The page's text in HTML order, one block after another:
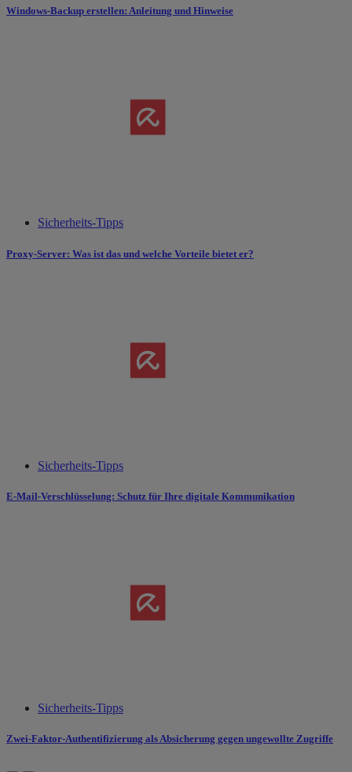
Windows-Backup erstellen: Anleitung und Hinweise
Sicherheits-Tipps
Proxy-Server: Was ist das und welche Vorteile bietet er?
Sicherheits-Tipps
E-Mail-Verschlüsselung: Schutz für Ihre digitale Kommunikation
Sicherheits-Tipps
Zwei-Faktor-Authentifizierung als Absicherung gegen ungewollte Zugriffe